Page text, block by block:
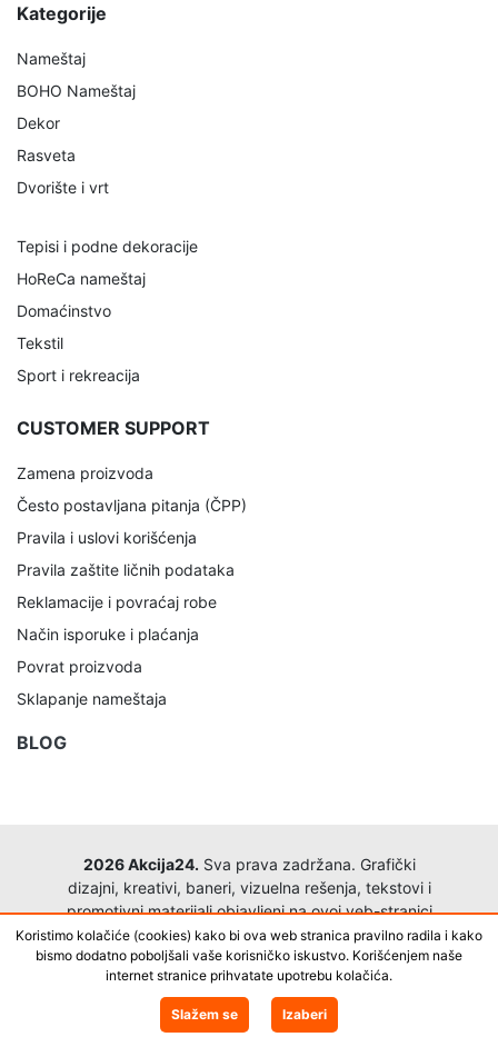
Dodaj u korpu
Kategorije
Nameštaj
BOHO Nameštaj
Dekor
Rasveta
Dvorište i vrt
Tepisi i podne dekoracije
HoReCa nameštaj
Domaćinstvo
Tekstil
Sport i rekreacija
CUSTOMER SUPPORT
Zamena proizvoda
Često postavljana pitanja (ČPP)
Pravila i uslovi korišćenja
Pravila zaštite ličnih podataka
Reklamacije i povraćaj robe
Način isporuke i plaćanja
Povrat proizvoda
Sklapanje nameštaja
BLOG
2026 Akcija24. Sva prava zadržana. Grafički
dizajni, kreativi, baneri, vizuelna rešenja, tekstovi i
promotivni materijali objavljeni na ovoj veb-stranici
zaštićeni su i ne smeju se preuzimati, kopirati,
prerađivati, objavljivati ili koristiti u komercijalne
svrhe bez prethodne pisane saglasnosti Akcija24.
Izrađeno od
BestNetStudio
Koristimo kolačiće (cookies) kako bi ova web stranica pravilno radila i kako
bismo dodatno poboljšali vaše korisničko iskustvo. Korišćenjem naše
internet stranice prihvatate upotrebu kolačića.
Slažem se Izaberi